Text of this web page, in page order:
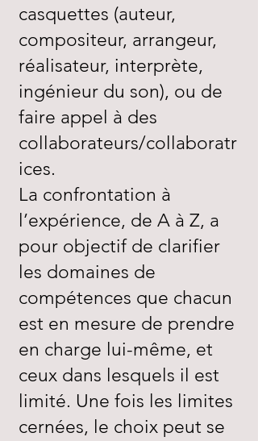
casquettes (auteur,
compositeur, arrangeur,
réalisateur, interprète,
ingénieur du son), ou de
faire appel à des
collaborateurs/collaboratr
ices.
La confrontation à
l’expérience, de A à Z, a
pour objectif de clarifier
les domaines de
compétences que chacun
est en mesure de prendre
en charge lui-même, et
ceux dans lesquels il est
limité. Une fois les limites
cernées, le choix peut se